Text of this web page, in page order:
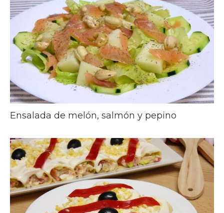
Ensalada de melón, salmón y pepino